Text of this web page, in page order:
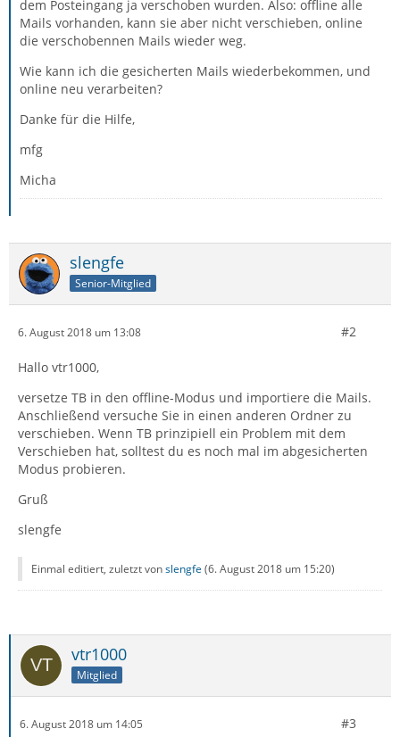
dem Posteingang ja verschoben wurden. Also: offline alle
Mails vorhanden, kann sie aber nicht verschieben, online
die verschobennen Mails wieder weg.
Wie kann ich die gesicherten Mails wiederbekommen, und
online neu verarbeiten?
Danke für die Hilfe,
mfg
Micha
slengfe
Senior-Mitglied
6. August 2018 um 13:08 #2
Hallo vtr1000,
versetze TB in den offline-Modus und importiere die Mails.
Anschließend versuche Sie in einen anderen Ordner zu
verschieben. Wenn TB prinzipiell ein Problem mit dem
Verschieben hat, solltest du es noch mal im abgesicherten
Modus probieren.
Gruß
slengfe
Einmal editiert, zuletzt vonslengfe (6. August 2018 um 15:20)
vtr1000
Mitglied
6. August 2018 um 14:05 #3